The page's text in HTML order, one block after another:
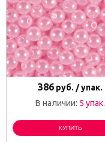
386 руб. / упак.
В наличии: 5 упак.
КУПИТЬ